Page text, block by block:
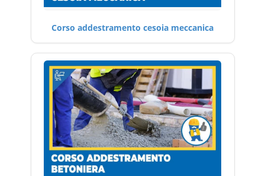
Corso addestramento cesoia meccanica